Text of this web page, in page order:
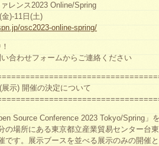
レンス2023 Online/Spring
)-11日(土)
osc2023-online-spring/
合わせフォームからご連絡ください
示) 開催の決定について
Source Conference 2023 Tokyo/Spring」
の場所にある東京都立産業貿易センター台東
です。展示ブースを並べる展示のみの開催と